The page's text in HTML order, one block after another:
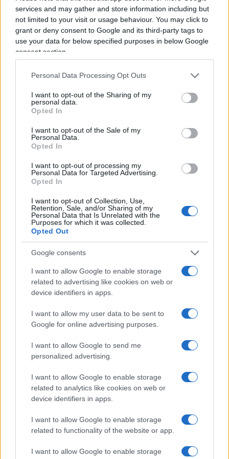
services and may gather and store information including but
not limited to your visit or usage behaviour. You may click to
grant or deny consent to Google and its third-party tags to
use your data for below specified purposes in below Google
consent section.
Personal Data Processing Opt Outs
I want to opt-out of the Sharing of my
personal data.
Opted In
I want to opt-out of the Sale of my
Personal Data.
Opted In
I want to opt-out of processing my
Personal Data for Targeted Advertising.
Opted In
I want to opt-out of Collection, Use,
Retention, Sale, and/or Sharing of my
Personal Data that Is Unrelated with the
Purposes for which it was collected.
Opted Out
Google consents
I want to allow Google to enable storage
related to advertising like cookies on web or
device identifiers in apps.
I want to allow my user data to be sent to
Google for online advertising purposes.
I want to allow Google to send me
personalized advertising.
I want to allow Google to enable storage
related to analytics like cookies on web or
device identifiers in apps.
I want to allow Google to enable storage
related to functionality of the website or app.
I want to allow Google to enable storage
Primo aggiustamento budget: il 3 settembre 2015,
EDF aumenta i costidi costruzione a 10,5 miliardi
di euro e prevede la fine dei lavori nel quarto
trimestre del 2018. Il 18 dicembre 2017, iniziano i
“test a freddo” del reattore; si tratta di verificare la
resistenza, la tenuta ed il corretto funzionamento
del circuito primario dell’impianto ad una
pressione di 240 bar.
Gennaio successivo. Vengono osservate
“deviazioni di qualità” su 33 saldature del circuito
trasferimento a circuito chiuso del vapore
prodotto dai generatori di vapore alla turbina.
Aumentano di400 milioni di euro
utilizzando un approccio cosiddetto di “esclusione
della rottura”, che consiste nel non studiare a
fondo le conseguenze di una rottura completa di
improbabile.
Ma secondo l’ASN l’eventuale rottura di tali
saldature “non può essere considerata altamente
improbabile”. Il suo presidenteBernard
Doroszczukrespinge l’idea – avanzata crediamo
EDF– di una regolamentazione francese
meticolosa
. Per lui il livello dei requisiti è
“paragonabile” a quello “scelto e raggiunto” per gli